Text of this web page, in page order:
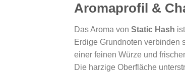
Aromaprofil &
Das Aroma von Static Hash
Erdige Grundnoten verbinden
einer feinen Würze und
Die harzige Oberfläche